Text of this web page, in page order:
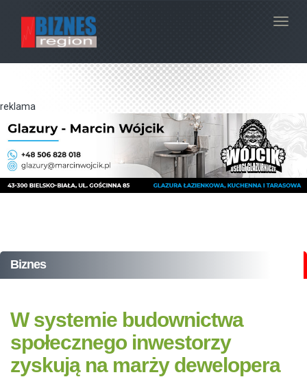
reklama
Biznes
W systemie budownictwa
społecznego inwestorzy
zyskują na marży dewelopera